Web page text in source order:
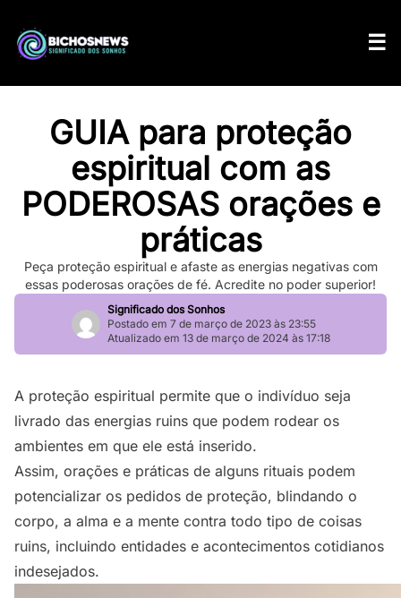
GUIA para proteção
espiritual com as
PODEROSAS orações e
práticas
Peça proteção espiritual e afaste as energias negativas com
essas poderosas orações de fé. Acredite no poder superior!
Significado dos Sonhos
Postado em 7 de março de 2023 às 23:55
Atualizado em 13 de março de 2024 às 17:18
A proteção espiritual permite que o indivíduo seja
livrado das energias ruins que podem rodear os
ambientes em que ele está inserido.
Assim, orações e práticas de alguns rituais podem
potencializar os pedidos de proteção, blindando o
corpo, a alma e a mente contra todo tipo de coisas
ruins, incluindo entidades e acontecimentos cotidianos
indesejados.